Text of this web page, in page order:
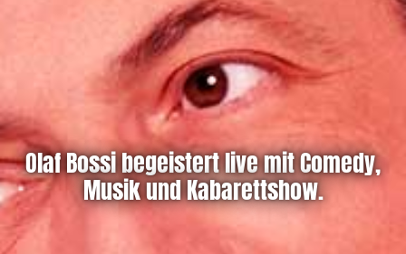
Olaf Bossi begeistert live mit Comedy,
Musik und Kabarettshow.